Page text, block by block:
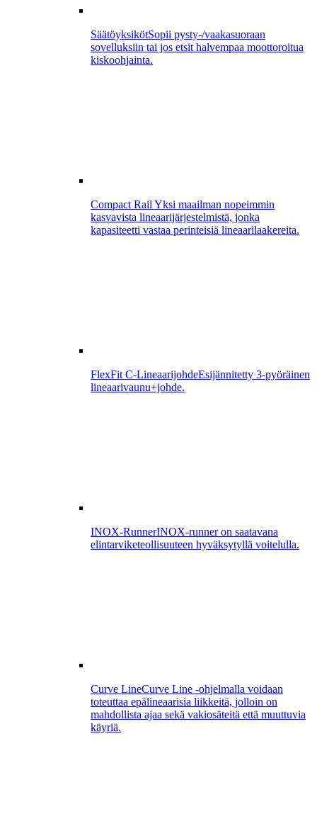
SäätöyksikötSopii pysty-/vaakasuoraan
sovelluksiin tai jos etsit halvempaa moottoroitua
kiskoohjainta.
Compact Rail Yksi maailman nopeimmin
kasvavista lineaarijärjestelmistä, jonka
kapasiteetti vastaa perinteisiä lineaarilaakereita.
FlexFit C-LineaarijohdeEsijännitetty 3-pyöräinen
lineaarivaunu+johde.
INOX-RunnerINOX-runner on saatavana
elintarviketeollisuuteen hyväksytyllä voitelulla.
Curve LineCurve Line -ohjelmalla voidaan
toteuttaa epälineaarisia liikkeitä, jolloin on
mahdollista ajaa sekä vakiosäteitä että muuttuvia
käyriä.